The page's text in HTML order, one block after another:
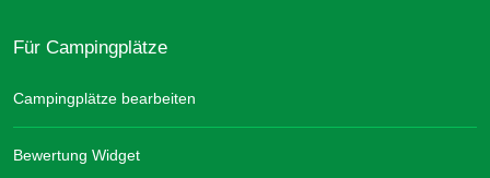
Für Campingplätze
Campingplätze bearbeiten
Bewertung Widget